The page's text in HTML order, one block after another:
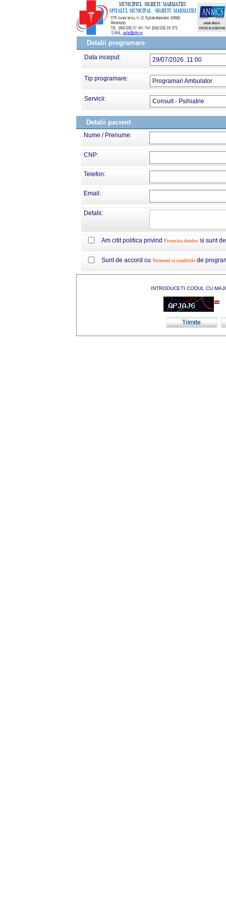
Detalii programare
Data inceput: 29/07/2026 11:00
Tip programare: Programari Ambulator
Servicii: Consult - Psihiatrie
Detalii pacient
Nume / Prenume:
CNP:
Telefon:
Email:
Detalii:
Am citit politica privind Protectia datelor si sunt
Sunt de accord cu Termenii si conditiile de
INTRODUCETI CODUL CU
=